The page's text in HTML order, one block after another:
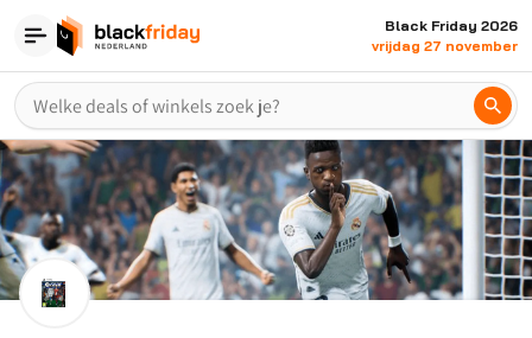
Black Friday 2026
vrijdag 27 november